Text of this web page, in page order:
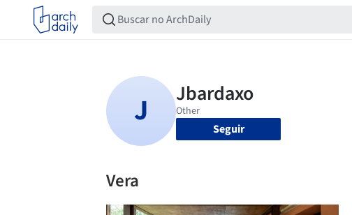
Seguir
Vera